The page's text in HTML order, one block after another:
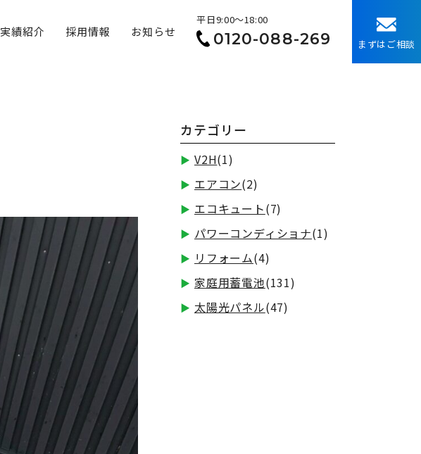
実績紹介 採用情報 お知らせ
平日9:00〜18:00
0120-088-269 まずはご相談
カテゴリー
V2H(1)
エアコン(2)
エコキュート(7)
パワーコンディショナ(1)
リフォーム(4)
家庭用蓄電池(131)
太陽光パネル(47)